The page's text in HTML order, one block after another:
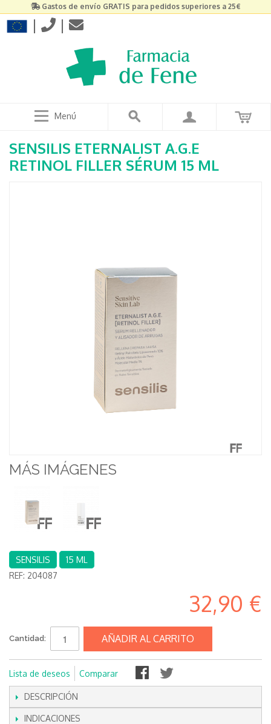
Gastos de envío GRATIS para pedidos superiores a 25€
| |
Menú
SENSILIS ETERNALIST A.G.E
RETINOL FILLER SÉRUM 15 ML
MÁS IMÁGENES
SENSILIS
15 ML
REF: 204087
32,90 €
Cantidad: AÑADIR AL CARRITO
Lista de deseos Comparar
DESCRIPCIÓN
INDICACIONES